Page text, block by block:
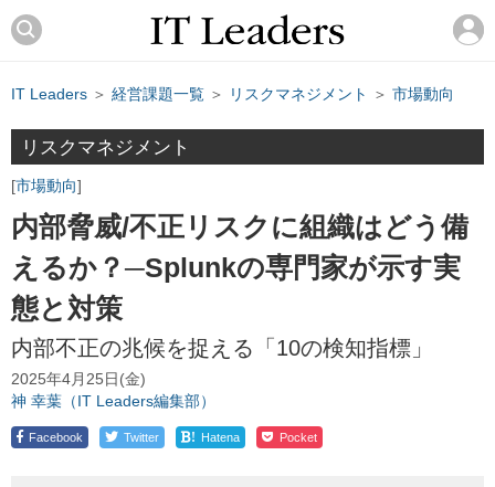
IT Leaders ＞ 経営課題一覧 ＞ リスクマネジメント ＞ 市場動向
リスクマネジメント
市場動向
内部脅威/不正リスクに組織はどう備
えるか？─Splunkの専門家が示す実
態と対策
内部不正の兆候を捉える「10の検知指標」
2025年4月25日(金)
神 幸葉（IT Leaders編集部）
Facebook Twitter ! Hatena Pocket